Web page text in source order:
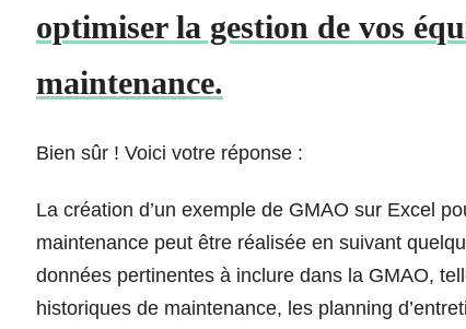
optimiser la gestion de vos
maintenance.
Bien sûr ! Voici votre réponse :
La création d’un exemple de GMAO sur Excel
maintenance peut être réalisée en suivant
données pertinentes à inclure dans la GMAO,
historiques de maintenance, les planning